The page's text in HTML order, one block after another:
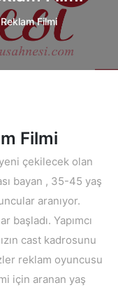
Filmi
Filmi
çekilecek olan
bayan , 35-45 yaş
aranıyor.
başladı. Yapımcı
cast kadrosunu
reklam oyuncusu
için aranan yaş